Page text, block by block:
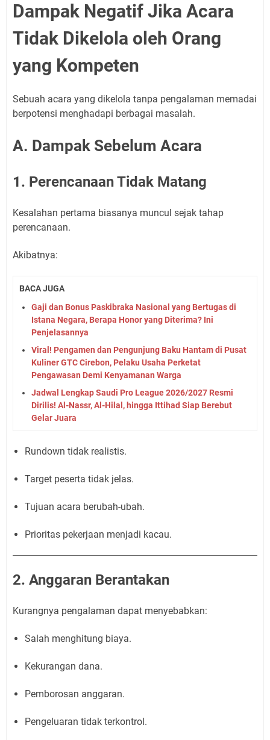
Dampak Negatif Jika Acara
Tidak Dikelola oleh Orang
yang Kompeten
Sebuah acara yang dikelola tanpa pengalaman memadai
berpotensi menghadapi berbagai masalah.
A. Dampak Sebelum Acara
1. Perencanaan Tidak Matang
Kesalahan pertama biasanya muncul sejak tahap
perencanaan.
Akibatnya:
BACA JUGA
Gaji dan Bonus Paskibraka Nasional yang Bertugas di
Istana Negara, Berapa Honor yang Diterima? Ini
Penjelasannya
Viral! Pengamen dan Pengunjung Baku Hantam di Pusat
Kuliner GTC Cirebon, Pelaku Usaha Perketat
Pengawasan Demi Kenyamanan Warga
Jadwal Lengkap Saudi Pro League 2026/2027 Resmi
Dirilis! Al-Nassr, Al-Hilal, hingga Ittihad Siap Berebut
Gelar Juara
Rundown tidak realistis.
Target peserta tidak jelas.
Tujuan acara berubah-ubah.
Prioritas pekerjaan menjadi kacau.
2. Anggaran Berantakan
Kurangnya pengalaman dapat menyebabkan:
Salah menghitung biaya.
Kekurangan dana.
Pemborosan anggaran.
Pengeluaran tidak terkontrol.